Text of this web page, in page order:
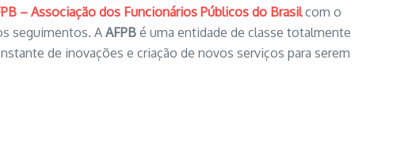
– Associação dos Funcionários Públicos do Brasil com o
seguimentos. AAFPB é uma entidade de classe totalmente
de inovações e criação de novos serviços para serem